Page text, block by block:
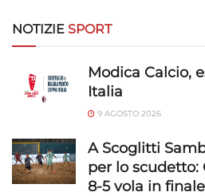
NOTIZIE SPORT
Modica Calcio,
Italia
9 AGOSTO 2026
A Scoglitti
per lo
8-5 vola in finale